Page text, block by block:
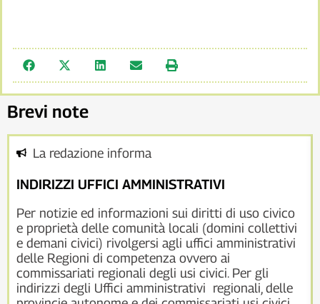
Brevi note
La redazione informa
INDIRIZZI UFFICI AMMINISTRATIVI
Per notizie ed informazioni sui diritti di uso civico
e proprietà delle comunità locali (domini collettivi
e demani civici) rivolgersi agli uffici amministrativi
delle Regioni di competenza ovvero ai
commissariati regionali degli usi civici. Per gli
indirizzi degli Uffici amministrativi regionali, delle